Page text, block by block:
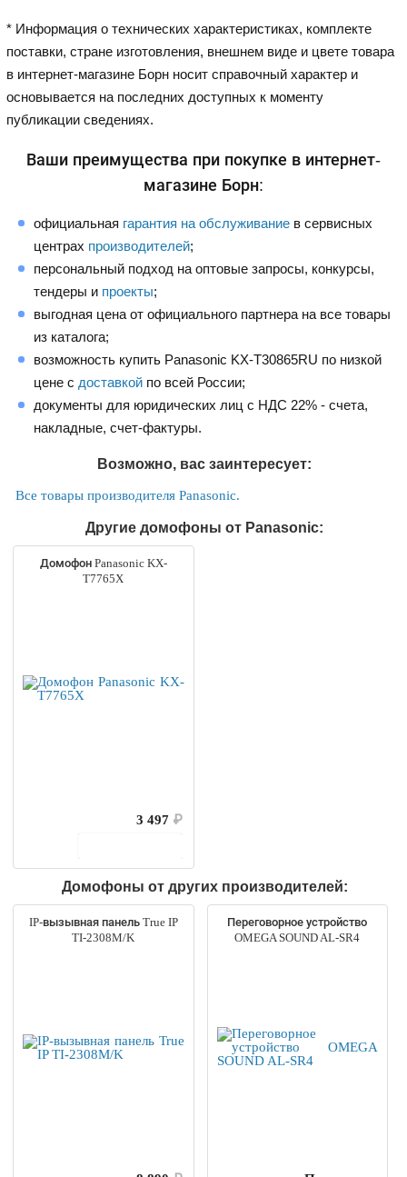
* Информация о технических характеристиках, комплекте
поставки, стране изготовления, внешнем виде и цвете товара
в интернет-магазине Борн носит справочный характер и
основывается на последних доступных к моменту
публикации сведениях.
Ваши преимущества при покупке в интернет-
магазине Борн:
официальная гарантия на обслуживание в сервисных
центрах производителей;
персональный подход на оптовые запросы, конкурсы,
тендеры и проекты;
выгодная цена от официального партнера на все товары
из каталога;
возможность купить Panasonic KX-T30865RU по низкой
цене с доставкой по всей России;
документы для юридических лиц с НДС 22% - счета,
накладные, счет-фактуры.
Возможно, вас заинтересует:
Все товары производителя Panasonic.
Другие домофоны от Panasonic:
Домофон Panasonic KX-
T7765X
3 497 ₽
Домофоны от других производителей:
IP-вызывная панель True IP
TI-2308M/K
Переговорное устройство
OMEGA SOUND AL-SR4